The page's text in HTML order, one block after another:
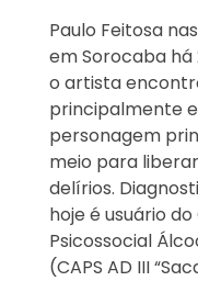
Paulo Feitosa
em Sorocaba há
o artista
principalmente
personagem
meio para
delírios.
hoje é usuário
Psicossocial
(CAPS AD III